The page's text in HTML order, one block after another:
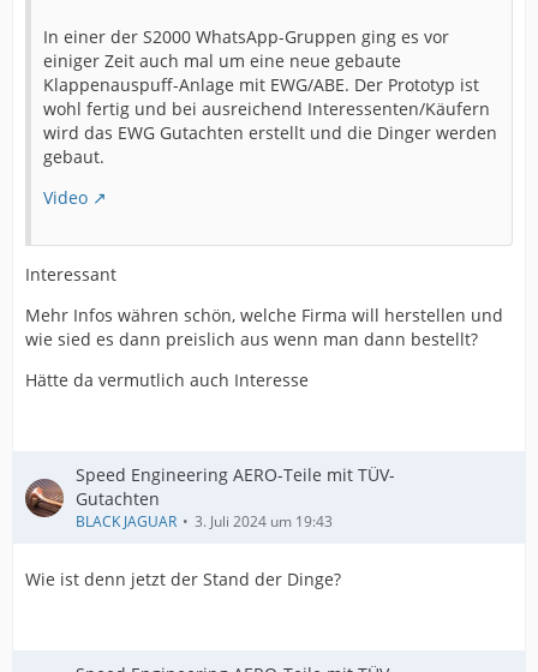
In einer der S2000 WhatsApp-Gruppen ging es vor
einiger Zeit auch mal um eine neue gebaute
Klappenauspuff-Anlage mit EWG/ABE. Der Prototyp ist
wohl fertig und bei ausreichend Interessenten/Käufern
wird das EWG Gutachten erstellt und die Dinger werden
gebaut.
Video
Interessant
Mehr Infos währen schön, welche Firma will herstellen und
wie sied es dann preislich aus wenn man dann bestellt?
Hätte da vermutlich auch Interesse
Speed Engineering AERO-Teile mit TÜV-
Gutachten
BLACK JAGUAR 3. Juli 2024 um 19:43
Wie ist denn jetzt der Stand der Dinge?